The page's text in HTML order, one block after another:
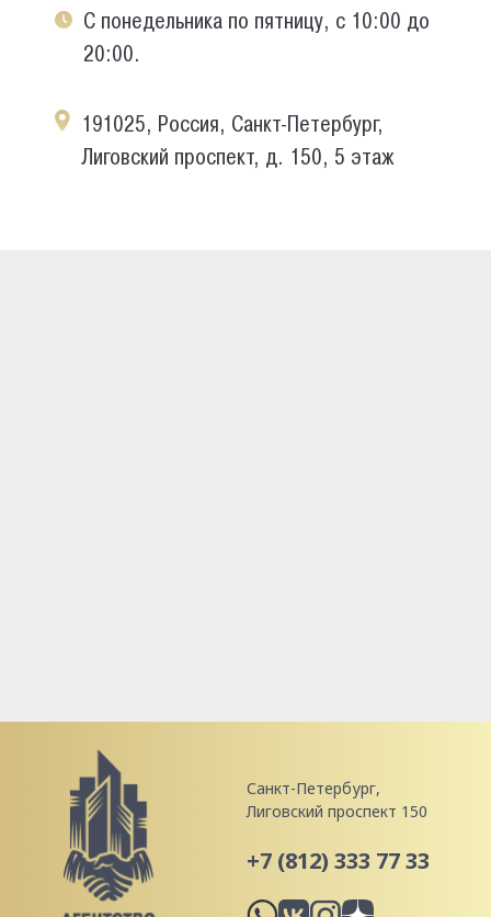
С понедельника по пятницу, с 10:00 до
20:00.
191025, Россия, Санкт-Петербург,
Лиговский проспект, д. 150, 5 этаж
Санкт-Петербург,
Лиговский проспект 150
+7 (812) 333 77 33